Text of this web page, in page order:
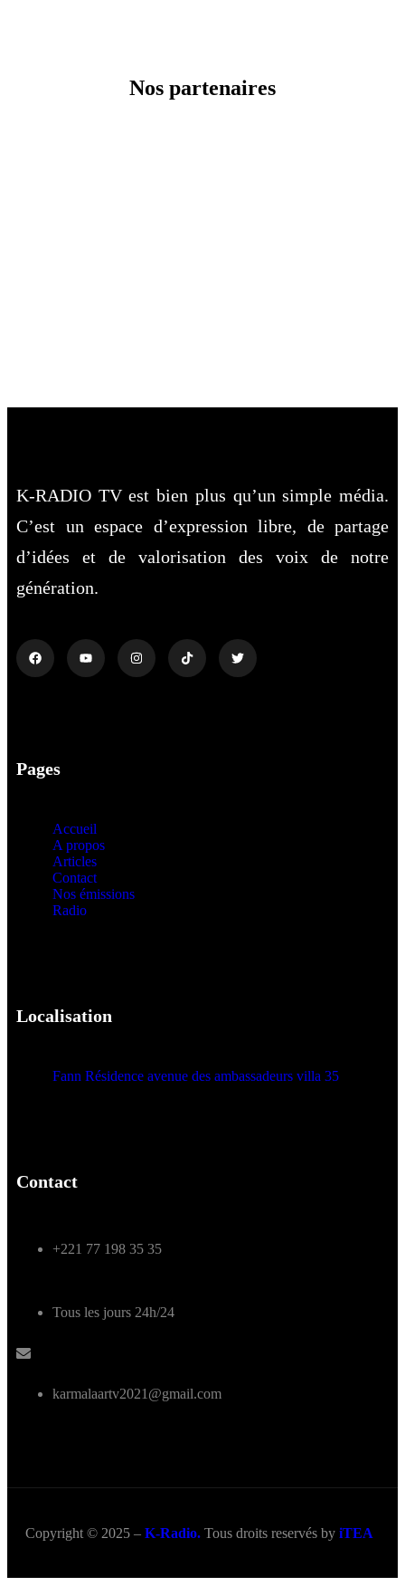
Nos partenaires
K-RADIO TV est bien plus qu’un simple média.
C’est un espace d’expression libre, de partage
d’idées et de valorisation des voix de notre
génération.
Pages
Accueil
A propos
Articles
Contact
Nos émissions
Radio
Localisation
Fann Résidence avenue des ambassadeurs villa 35
Contact
+221 77 198 35 35
Tous les jours 24h/24
karmalaartv2021@gmail.com
Copyright © 2025 – K-Radio. Tous droits reservés by iTEA